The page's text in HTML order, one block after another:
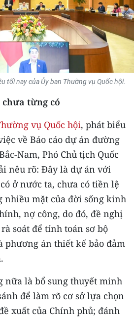
TIN
- MỖI XÃ
tối nay của Ủy ban Thường vụ Quốc hội.
từng có
vụ Quốc hội, phát biểu
về Báo cáo dự án đường
Nam, Phó Chủ tịch Quốc
nêu rõ: Đây là dự án với
ở nước ta, chưa có tiền lệ
nhiều mặt của đời sống kinh
nợ công, do đó, đề nghị
soát để tính toán sơ bộ
phương án thiết kế bảo đảm
nữa là bổ sung thuyết minh
để làm rõ cơ sở lựa chọn
xuất của Chính phủ; đánh